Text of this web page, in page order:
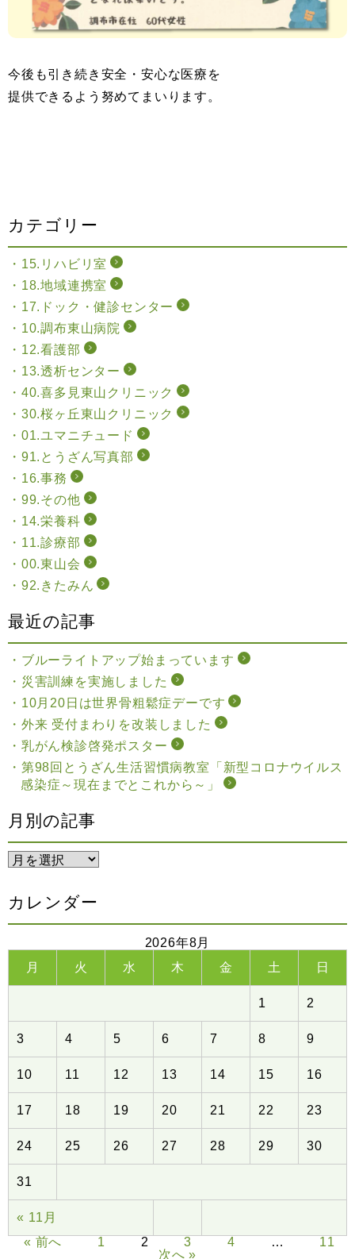
今後も引き続き安全・安心な医療を
提供できるよう努めてまいります。
カテゴリー
15.リハビリ室
18.地域連携室
17.ドック・健診センター
10.調布東山病院
12.看護部
13.透析センター
40.喜多見東山クリニック
30.桜ヶ丘東山クリニック
01.ユマニチュード
91.とうざん写真部
16.事務
99.その他
14.栄養科
11.診療部
00.東山会
92.きたみん
最近の記事
ブルーライトアップ始まっています
災害訓練を実施しました
10月20日は世界骨粗鬆症デーです
外来 受付まわりを改装しました
乳がん検診啓発ポスター
第98回とうざん生活習慣病教室「新型コロナウイルス
感染症～現在までとこれから～」
月別の記事
カレンダー
2026年8月
月
火 水 木 金 土 日
« 11月
1 2
3 4 5 6 7 8 9
10 11 12 13 14 15 16
17 18 19 20 21 22 23
24 25 26 27 28 29 30
31
« 前へ 1 2 3 4 …
11
次へ »